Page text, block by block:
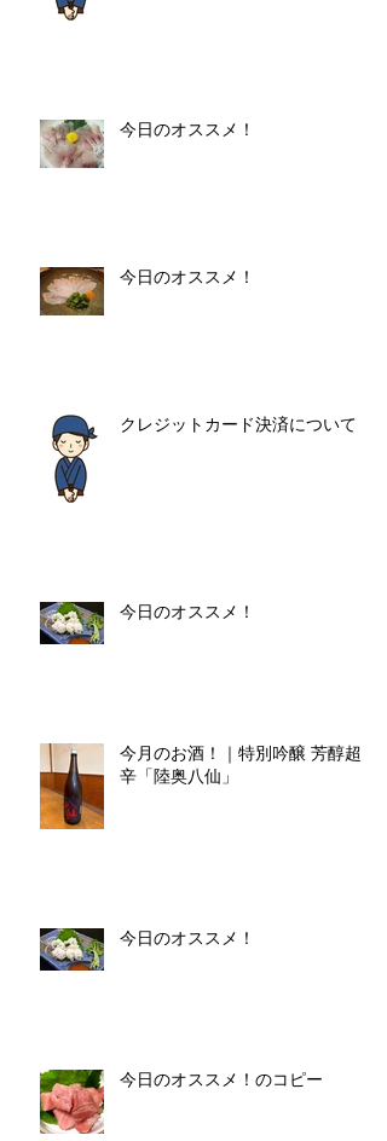
今日のオススメ！
今日のオススメ！
クレジットカード決済について
今日のオススメ！
今月のお酒！｜特別吟醸 芳醇超
辛「陸奥八仙」
今日のオススメ！
今日のオススメ！のコピー